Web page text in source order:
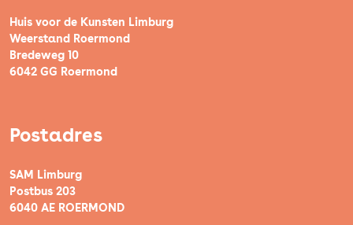
Huis voor de Kunsten Limburg
Weerstand Roermond
Bredeweg 10
6042 GG Roermond
Postadres
SAM Limburg
Postbus 203
6040 AE ROERMOND